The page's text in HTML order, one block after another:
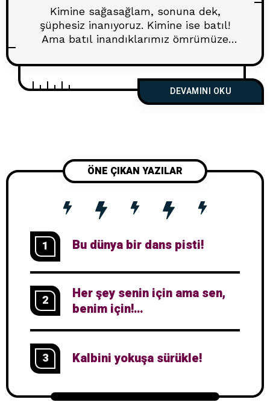
Kimine sağasağlam, sonuna dek,
şüphesiz inanıyoruz. Kimine ise batıl!
Ama batıl inandıklarımız ömrümüze
yer işgal ediyor, kalbimizi daha çok
bunaltıyor, daha çok yaptırım
uyguluyor, daha çok günahlı sevaplı
çalışıyor, daha çok burnumuzun
arkanı geçmişine,
DEVAMINI OKU
ÖNE ÇIKAN YAZILAR
1 Bu dünya bir dans pisti!
2
Her şey senin için ama sen,
benim için!…
3 Kalbini yokuşa sürükle!